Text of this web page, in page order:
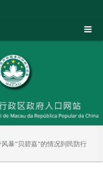
暴"贝碧嘉"的情况到民防行